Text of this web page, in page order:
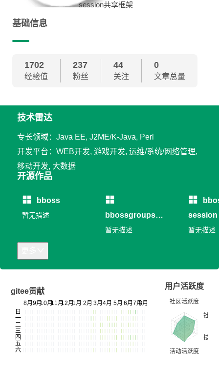
session共享框架
基础信息
1702
经验值
237
粉丝
44
关注
0
文章总量
技术雷达
专长领域：Java EE, J2ME/K-Java, Perl
开发平台：WEB开发, 游戏开发, 运维/系统/网络管理,
移动开发, 大数据
开源作品
bboss
暂无描述
bbossgroups
RPC
暂无描述
session
暂无描述
gitee贡献
用户活跃度